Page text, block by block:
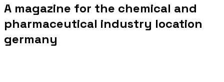
A magazine for the chemical and
pharmaceutical industry location
germany